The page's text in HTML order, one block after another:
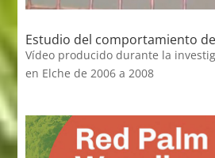
Estudio del comportamiento
Vídeo producido durante la
en Elche de 2006 a 2008